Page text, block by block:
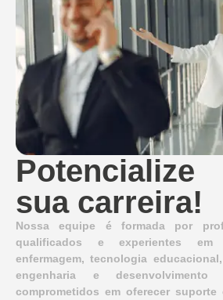
Potencialize
sua carreira!
Nossa equipe é formada por
qualificados e experientes em
enfermagem, tecnologia
engenharia e desenvolvimento
comprometidos em oferecer